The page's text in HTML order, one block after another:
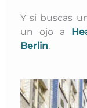
Y si buscas
un ojo a
Berlin.